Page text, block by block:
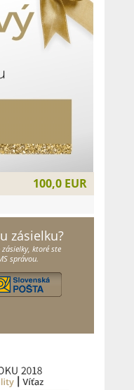
100,0 EUR
zásielku?
ktoré ste
správou.